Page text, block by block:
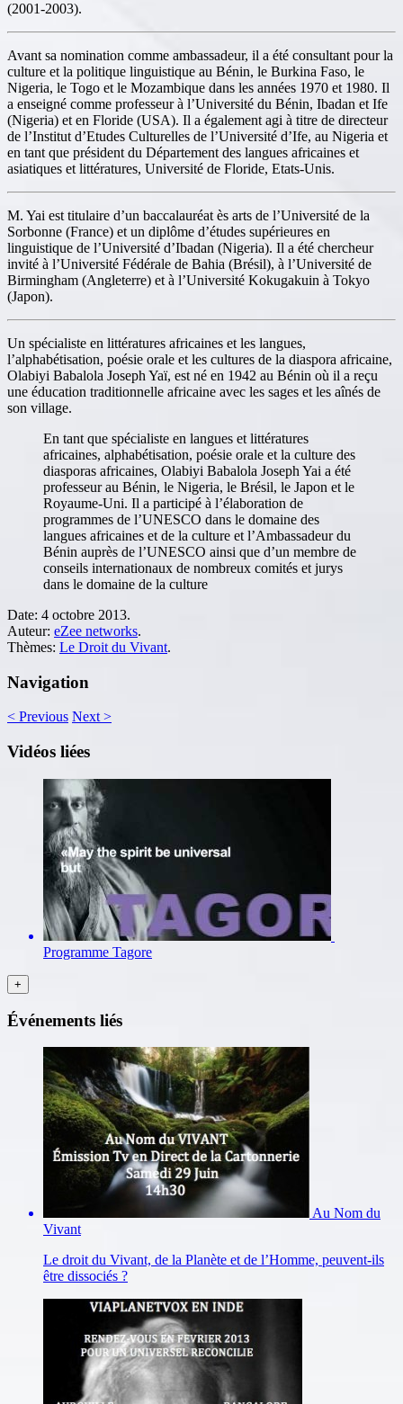
(2001-2003).
Avant sa nomination comme ambassadeur, il a été consultant pour la
culture et la politique linguistique au Bénin, le Burkina Faso, le
Nigeria, le Togo et le Mozambique dans les années 1970 et 1980. Il
a enseigné comme professeur à l’Université du Bénin, Ibadan et Ife
(Nigeria) et en Floride (USA). Il a également agi à titre de directeur
de l’Institut d’Etudes Culturelles de l’Université d’Ife, au Nigeria et
en tant que président du Département des langues africaines et
asiatiques et littératures, Université de Floride, Etats-Unis.
M. Yai est titulaire d’un baccalauréat ès arts de l’Université de la
Sorbonne (France) et un diplôme d’études supérieures en
linguistique de l’Université d’Ibadan (Nigeria). Il a été chercheur
invité à l’Université Fédérale de Bahia (Brésil), à l’Université de
Birmingham (Angleterre) et à l’Université Kokugakuin à Tokyo
(Japon).
Un spécialiste en littératures africaines et les langues,
l’alphabétisation, poésie orale et les cultures de la diaspora africaine,
Olabiyi Babalola Joseph Yaï, est né en 1942 au Bénin où il a reçu
une éducation traditionnelle africaine avec les sages et les aînés de
son village.
En tant que spécialiste en langues et littératures
africaines, alphabétisation, poésie orale et la culture des
diasporas africaines, Olabiyi Babalola Joseph Yai a été
professeur au Bénin, le Nigeria, le Brésil, le Japon et le
Royaume-Uni. Il a participé à l’élaboration de
programmes de l’UNESCO dans le domaine des
langues africaines et de la culture et l’Ambassadeur du
Bénin auprès de l’UNESCO ainsi que d’un membre de
conseils internationaux de nombreux comités et jurys
dans le domaine de la culture
Date: 4 octobre 2013.
Auteur: eZee networks.
Thèmes: Le Droit du Vivant.
Navigation
< Previous Next>
Vidéos liées
Programme Tagore
Événements liés
Au Nom du
Vivant
Le droit du Vivant, de la Planète et de l’Homme, peuvent-ils
être dissociés ?